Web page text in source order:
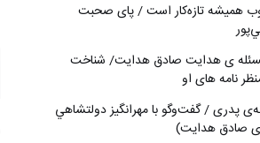
هميشه تازه‌كار است / پای صحبت
ی هدایت صادق هدایت/ شناخت
نامه های او
پدری / گفت‌وگو با مهرانگيز دولتشاهي
صادق هدايت)